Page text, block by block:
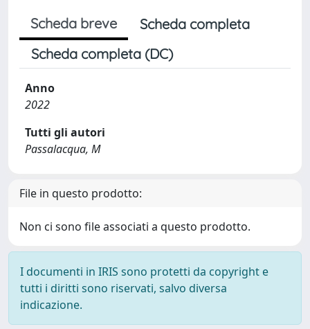
Scheda breve
Scheda completa
Scheda completa (DC)
Anno
2022
Tutti gli autori
Passalacqua, M
File in questo prodotto:
Non ci sono file associati a questo prodotto.
I documenti in IRIS sono protetti da copyright e
tutti i diritti sono riservati, salvo diversa
indicazione.